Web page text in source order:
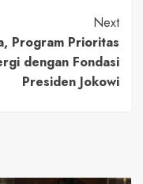
Next
Program Prioritas
dengan Fondasi
Presiden Jokowi